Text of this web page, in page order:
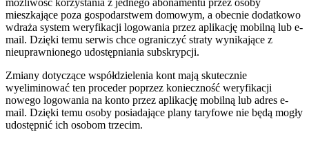
mieszkające poza gospodarstwem domowym, a obecnie dodatkowo
wdraża system weryfikacji logowania przez aplikację mobilną lub e-
mail. Dzięki temu serwis chce ograniczyć straty wynikające z
nieuprawnionego udostępniania subskrypcji.
Zmiany dotyczące współdzielenia kont mają skutecznie
wyeliminować ten proceder poprzez konieczność weryfikacji
nowego logowania na konto przez aplikację mobilną lub adres e-
mail. Dzięki temu osoby posiadające plany taryfowe nie będą mogły
udostępnić ich osobom trzecim.